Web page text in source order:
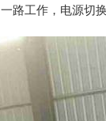
路工作，电源切